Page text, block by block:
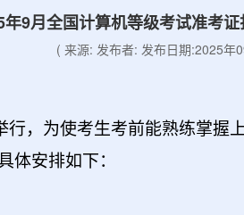
年9月全国计算机等级考试准考
( 来源: 发布者: 发布日期:2025年
，为使考生考前能熟练掌
体安排如下：